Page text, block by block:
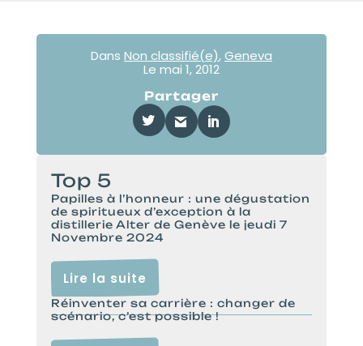
Dans Non classifié(e),Geneva
Le mai 1, 2012
Partager
Top 5
Papilles à l’honneur : une dégustation
de spiritueux d’exception à la
distillerie Alter de Genève le jeudi 7
Novembre 2024
Lire la suite
Réinventer sa carrière : changer de
scénario, c’est possible !